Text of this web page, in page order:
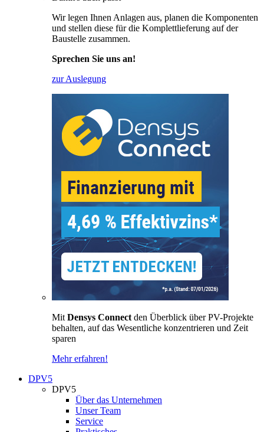
Wir legen Ihnen Anlagen aus, planen die Komponenten
und stellen diese für die Komplettlieferung auf der
Baustelle zusammen.
Sprechen Sie uns an!
zur Auslegung
Mit Densys Connect den Überblick über PV-Projekte
behalten, auf das Wesentliche konzentrieren und Zeit
sparen
Mehr erfahren!
DPV5
DPV5
Über das Unternehmen
Unser Team
Service